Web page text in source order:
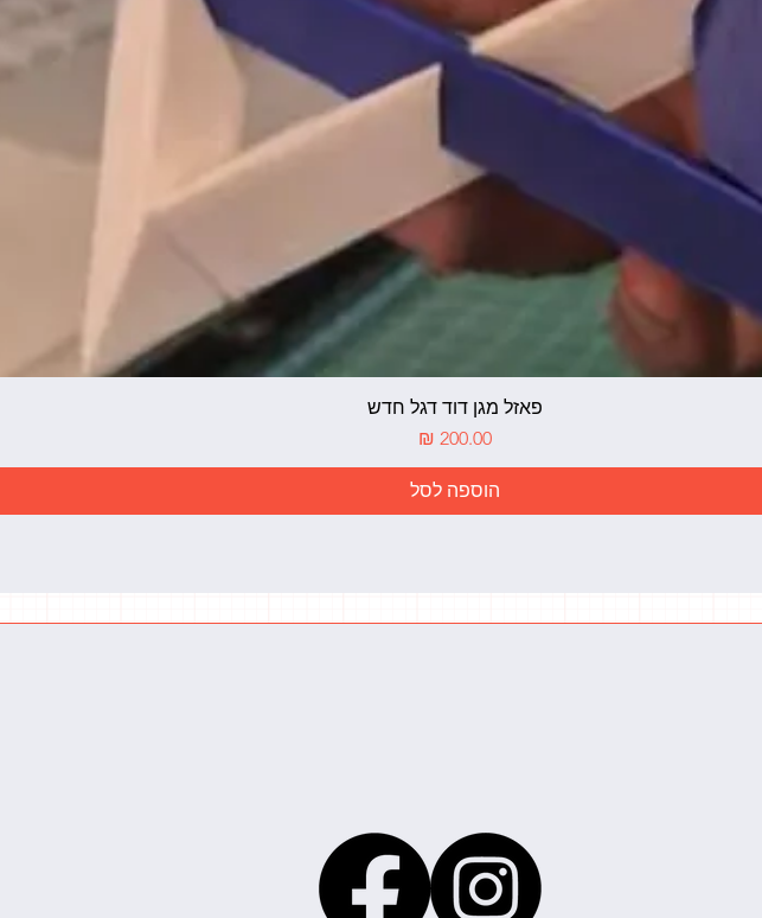
תצוגה מהירה
פאזל מגן דוד דגל חדש
מחיר
הוספה לסל